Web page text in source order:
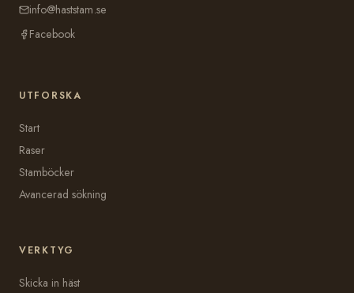
info@haststam.se
Facebook
UTFORSKA
Start
Raser
Stamböcker
Avancerad sökning
VERKTYG
Skicka in häst